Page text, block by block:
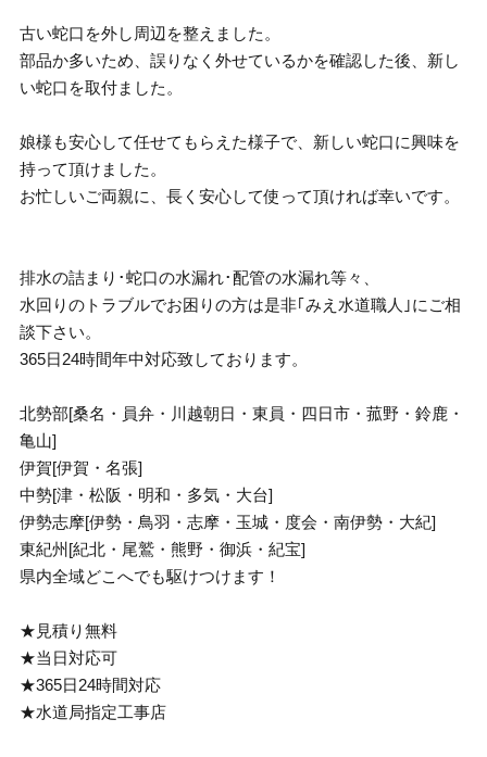
古い蛇口を外し周辺を整えました。
部品か多いため、誤りなく外せているかを確認した後、新し
い蛇口を取付ました。
娘様も安心して任せてもらえた様子で、新しい蛇口に興味を
持って頂けました。
お忙しいご両親に、長く安心して使って頂ければ幸いです。
排水の詰まり･蛇口の水漏れ･配管の水漏れ等々、
水回りのトラブルでお困りの方は是非｢みえ水道職人｣にご相
談下さい。
365日24時間年中対応致しております。
北勢部[桑名・員弁・川越朝日・東員・四日市・菰野・鈴鹿・
亀山]
伊賀[伊賀・名張]
中勢[津・松阪・明和・多気・大台]
伊勢志摩[伊勢・鳥羽・志摩・玉城・度会・南伊勢・大紀]
東紀州[紀北・尾鷲・熊野・御浜・紀宝]
県内全域どこへでも駆けつけます！
★見積り無料
★当日対応可
★365日24時間対応
★水道局指定工事店